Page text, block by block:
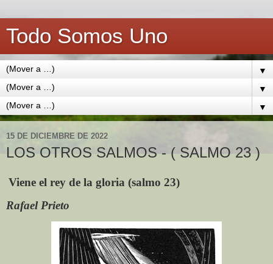
Todo Somos Uno
▼
▼
▼
15 DE DICIEMBRE DE 2022
LOS OTROS SALMOS - ( SALMO 23 )
Viene el rey de la gloria (salmo 23)
Rafael Prieto